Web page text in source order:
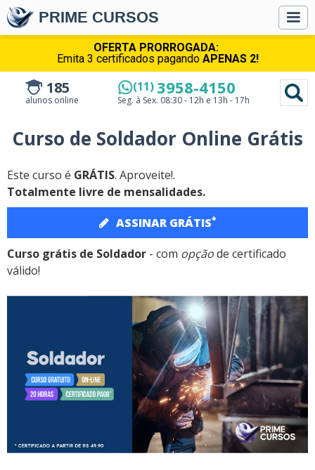
OFERTA PRORROGADA:
Emita 3 certificados pagando APENAS 2!
PRIME CURSOS
185
alunos online
(11) 3958-4150
Seg. à Sex. 08:30 - 12h e 13h - 17h
Curso de Soldador Online Grátis
Este curso é GRÁTIS. Aproveite!.
Totalmente livre de mensalidades.
ASSINAR GRÁTIS*
Curso grátis de Soldador - com opçãode certificado
válido!